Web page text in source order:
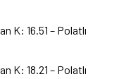
K: 16.51 – Polatlı
K: 18.21 – Polatlı